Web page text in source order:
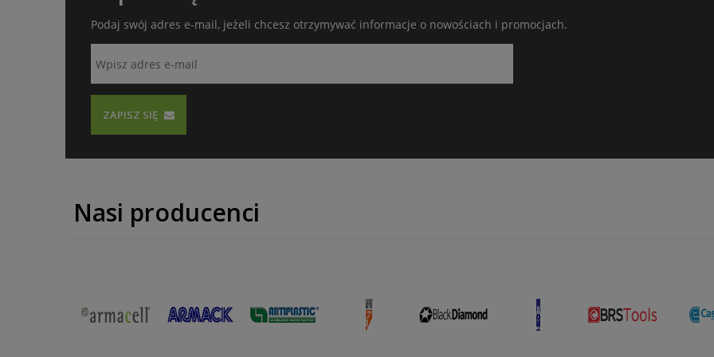
Podaj swój adres e-mail, jeżeli chcesz otrzymywać informacje o nowościach i promocjach.
ZAPISZ SIĘ
Nasi producenci